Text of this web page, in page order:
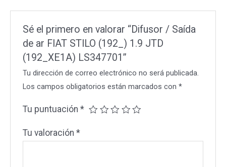
JTD
LS347701
cantidad
Sé el primero en valorar “Difusor / Saída
de ar FIAT STILO (192_) 1.9 JTD
(192_XE1A) LS347701”
Tu dirección de correo electrónico no será publicada.
Los campos obligatorios están marcados con*
Tu puntuación*
Tu valoración*